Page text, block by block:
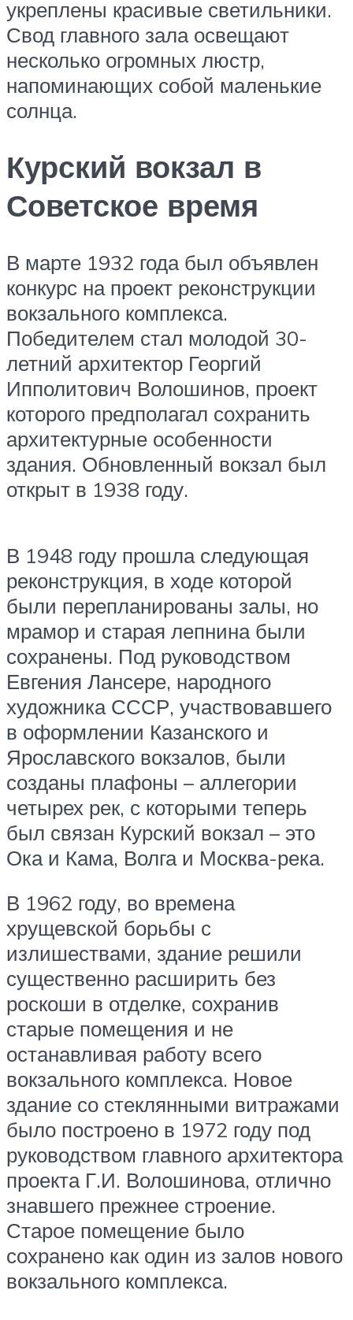
укреплены красивые светильники.
Свод главного зала освещают
несколько огромных люстр,
напоминающих собой маленькие
солнца.
Курский вокзал в
Советское время
В марте 1932 года был объявлен
конкурс на проект реконструкции
вокзального комплекса.
Победителем стал молодой 30-
летний архитектор Георгий
Ипполитович Волошинов, проект
которого предполагал сохранить
архитектурные особенности
здания. Обновленный вокзал был
открыт в 1938 году.
В 1948 году прошла следующая
реконструкция, в ходе которой
были перепланированы залы, но
мрамор и старая лепнина были
сохранены. Под руководством
Евгения Лансере, народного
художника СССР, участвовавшего
в оформлении Казанского и
Ярославского вокзалов, были
созданы плафоны – аллегории
четырех рек, с которыми теперь
был связан Курский вокзал – это
Ока и Кама, Волга и Москва-река.
В 1962 году, во времена
хрущевской борьбы с
излишествами, здание решили
существенно расширить без
роскоши в отделке, сохранив
старые помещения и не
останавливая работу всего
вокзального комплекса. Новое
здание со стеклянными витражами
было построено в 1972 году под
руководством главного архитектора
проекта Г.И. Волошинова, отлично
знавшего прежнее строение.
Старое помещение было
сохранено как один из залов нового
вокзального комплекса.